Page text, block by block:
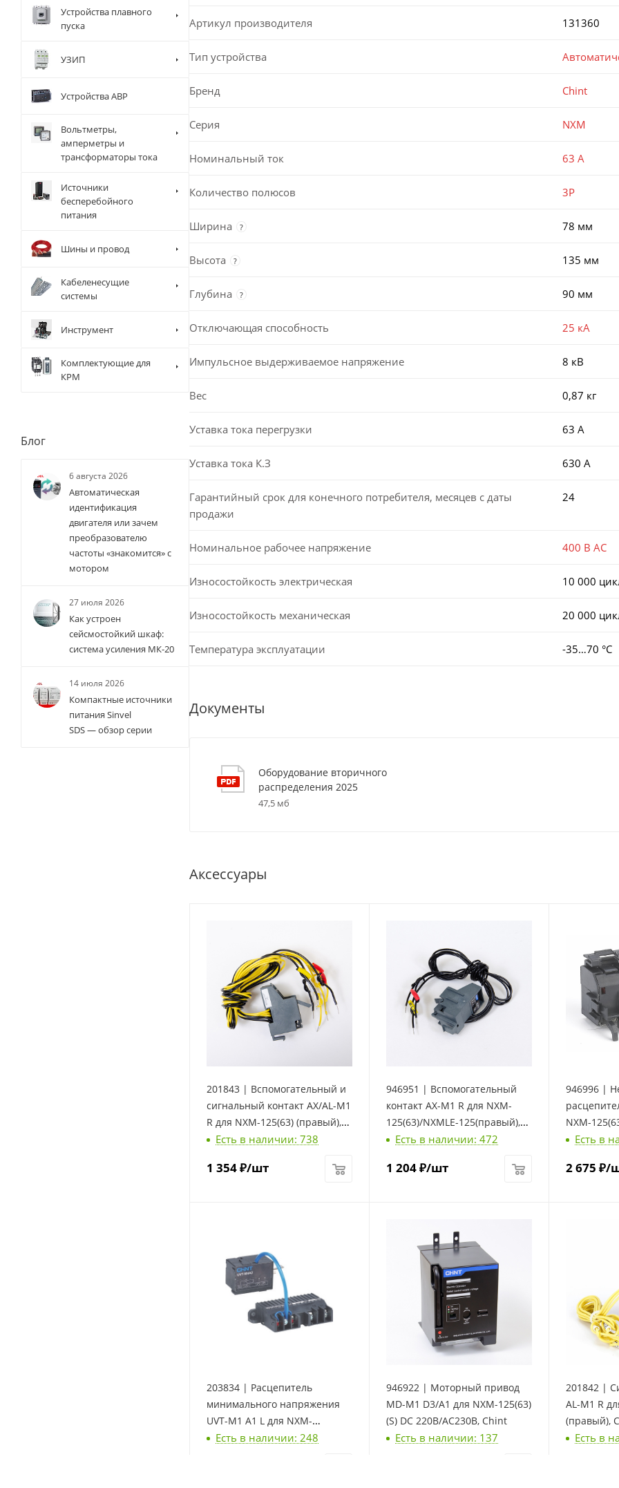
Артикул производителя 131360
Тип устройства
Бренд Chint
Серия NXM
Номинальный ток 63 А
Количество полюсов 3P
Ширина ? 78 мм
Высота ? 135 мм
Глубина ? 90 мм
Отключающая способность 25 кА
Импульсное выдерживаемое напряжение 8 кВ
Вес 0,87 кг
Уставка тока перегрузки 63 А
Уставка тока К.З 630 А
Гарантийный срок для конечного потребителя, месяцев с даты
продажи
24
Номинальное рабочее напряжение 400 В AC
Износостойкость электрическая 10 000
Износостойкость механическая 20 000
Температура эксплуатации -35…70 °C
Документы
Оборудование вторичного
распределения 2025
47,5 мб
Аксессуары
201843 | Вспомогательный и
сигнальный контакт AX/AL-M1
R для NXM-125(63) (правый),
Chint
Есть в наличии: 738
1 354₽/шт
946951 | Вспомогательный
контакт AX-M1 R для NXM-
125(63)/NXMLE-125(правый),
Chint
Есть в наличии: 472
1 204₽/шт
946996 |
NXM-
230В
Есть в
2 675 ₽/
203834 | Расцепитель
минимального напряжения
UVT-M1 A1 L для NXM-
125(63)/NXMLE-125 AC 230В,
Есть в наличии: 248
946922 | Моторный привод
MD-M1 D3/A1 для NXM-125(63)
(S) DC 220В/AC230В, Chint
Есть в наличии: 137
201842 |
AL-M1 R
(правый),
Есть в
Устройства плавного
пуска
УЗИП
Устройства АВР
Вольтметры,
амперметры и
трансформаторы тока
Источники
бесперебойного
питания
Шины и провод
Кабеленесущие
системы
Инструмент
Комплектующие для
КРМ
Блог
6 августа 2026
Автоматическая
идентификация
двигателя или зачем
преобразователю
частоты «знакомится» с
мотором
27 июля 2026
Как устроен
сейсмостойкий шкаф:
система усиления МК-20
14 июля 2026
Компактные источники
питания Sinvel
SDS — обзор серии